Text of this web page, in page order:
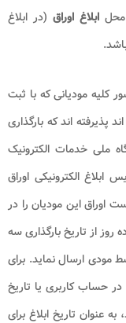
محلابلاغ اوراق (در ابلاغ
کلیه مودیانی که با ثبت
پذیرفته اند که بارگذاری
ملی خدمات الکترونیک
الکترونیکی اوراق
اوراق این مودیان را در
از تاریخ بارگذاری سه
مودی ارسال نماید. برای
در حساب کاربری یا تاریخ
عنوان تاریخ ابلاغ برای